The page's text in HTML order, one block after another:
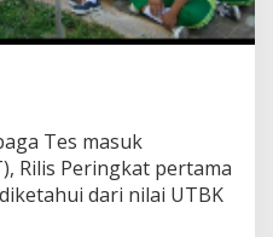
Tes masuk
Rilis Peringkat pertama
dari nilai UTBK